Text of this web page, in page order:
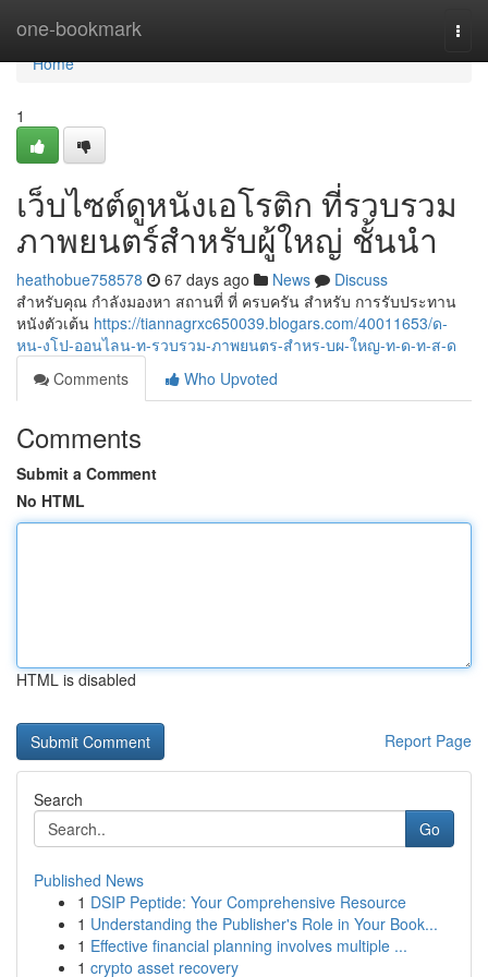
one-bookmark
Home
Home
1
เว็บไซต์ดูหนังเอโรติก ที่รวบรวม
ภาพยนตร์สำหรับผู้ใหญ่ ชั้นนำ
heathobue758578 67 days ago News
Discuss
สำหรับคุณ กำลังมองหา สถานที่ ที่ ครบครัน สำหรับ การรับประทาน
หนังตัวเต้น https://tiannagrxc650039.blogars.com/40011653/ด-
หน-งโป-ออนไลน-ท-รวบรวม-ภาพยนตร-สำหร-บผ-ใหญ-ท-ด-ท-ส-ด
Comments
Who Upvoted
Comments
Submit a Comment
No HTML
HTML is disabled
Report Page
Search
Go
Published News
1 DSIP Peptide: Your Comprehensive Resource
1 Understanding the Publisher's Role in Your Book...
1 Effective financial planning involves multiple ...
1 crypto asset recovery